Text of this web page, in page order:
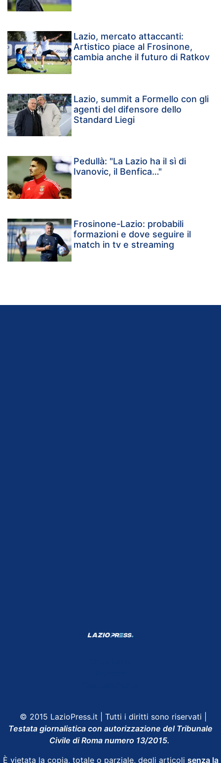
Lazio, mercato attaccanti:
Artistico piace al Frosinone,
cambia anche il futuro di Ratkov
Lazio, summit a Formello con gli
agenti del difensore dello
Standard Liegi
Pedullà: "La Lazio ha il sì di
Ivanovic, il Benfica…"
Frosinone-Lazio: probabili
formazioni e dove seguire il
match in tv e streaming
© 2015 LazioPress.it | Tutti i diritti sono riservati |
Testata giornalistica con autorizzazione del Tribunale
Civile di Roma numero 13/2015.
È vietata la copia, totale o parziale, degli articoli senza la